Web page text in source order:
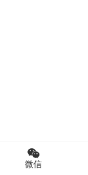
微信